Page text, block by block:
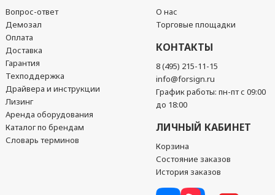
Вопрос-ответ
Демозал
Оплата
Доставка
Гарантия
Техподдержка
Драйвера и инструкции
Лизинг
Аренда оборудования
Каталог по брендам
Словарь терминов
О нас
Торговые площадки
КОНТАКТЫ
8 (495) 215-11-15
info@forsign.ru
График работы: пн-пт с 09:00
до 18:00
ЛИЧНЫЙ КАБИНЕТ
Корзина
Состояние заказов
История заказов